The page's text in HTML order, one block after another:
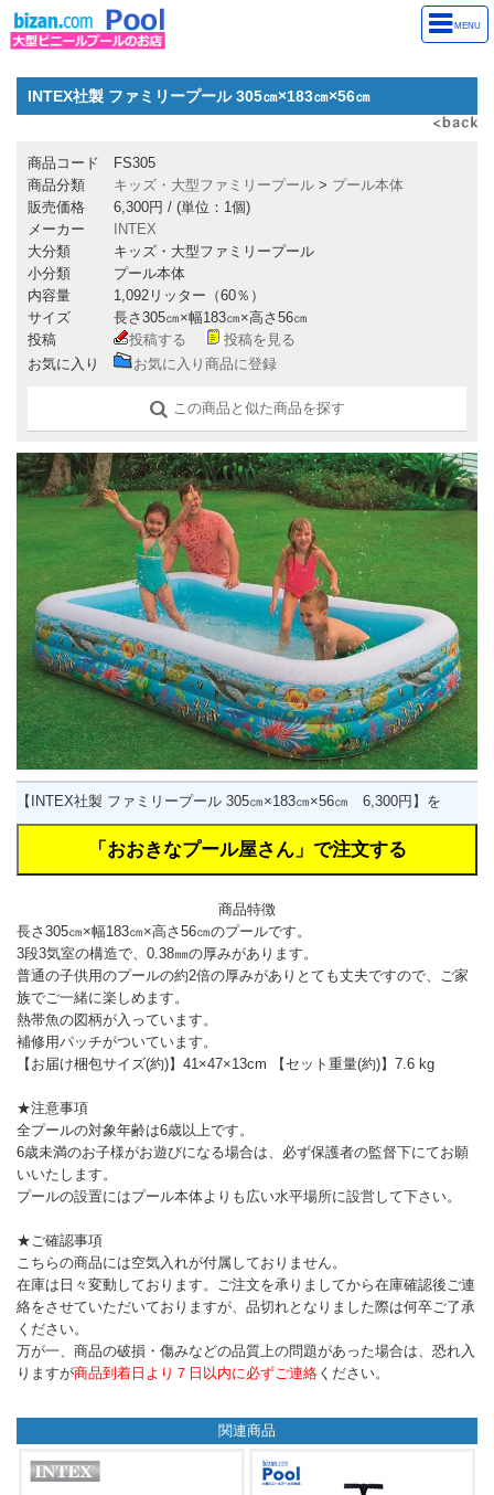
MENU
INTEX社製 ファミリープール 305㎝×183㎝×56㎝
商品コード
FS305
商品分類
キッズ・大型ファミリープール > プール本体
販売価格
6,300円 / (単位：1個)
メーカー
INTEX
大分類
キッズ・大型ファミリープール
小分類
プール本体
内容量
1,092リッター（60％）
サイズ
長さ305㎝×幅183㎝×高さ56㎝
投稿
投稿する
投稿を見る
お気に入り
お気に入り商品に登録
この商品と似た商品を探す
【INTEX社製 ファミリープール 305㎝×183㎝×56㎝ 6,300円】を
商品特徴
長さ305㎝×幅183㎝×高さ56㎝のプールです。
3段3気室の構造で、0.38㎜の厚みがあります。
普通の子供用のプールの約2倍の厚みがありとても丈夫ですので、ご家
族でご一緒に楽しめます。
熱帯魚の図柄が入っています。
補修用パッチがついています。
【お届け梱包サイズ(約)】41×47×13cm 【セット重量(約)】7.6 kg
★注意事項
全プールの対象年齢は6歳以上です。
6歳未満のお子様がお遊びになる場合は、必ず保護者の監督下にてお願
いいたします。
プールの設置にはプール本体よりも広い水平場所に設営して下さい。
★ご確認事項
こちらの商品には空気入れが付属しておりません。
在庫は日々変動しております。ご注文を承りましてから在庫確認後ご連
絡をさせていただいておりますが、品切れとなりました際は何卒ご了承
ください。
万が一、商品の破損・傷みなどの品質上の問題があった場合は、恐れ入
りますが商品到着日より７日以内に必ずご連絡 ください。
関連商品